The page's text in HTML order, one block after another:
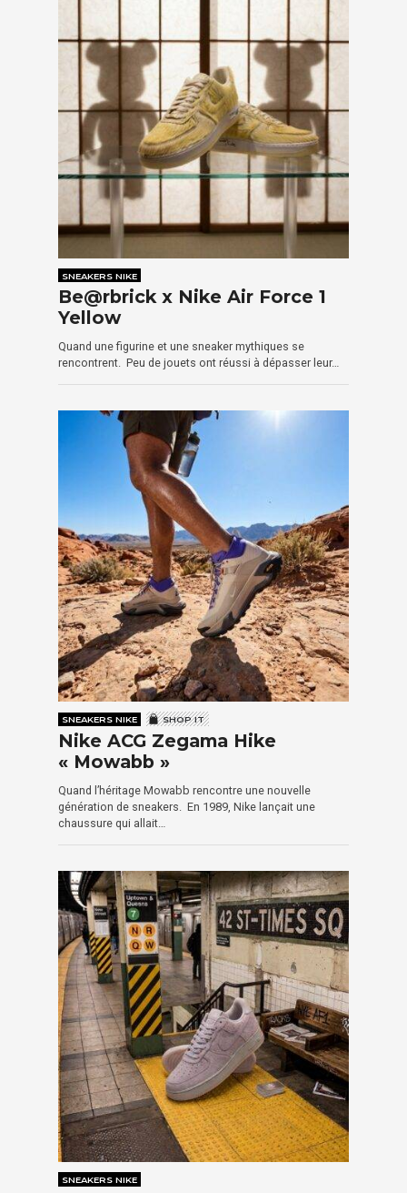
SNEAKERS NIKE
Be@rbrick x Nike Air Force 1
Yellow
Quand une figurine et une sneaker mythiques se
rencontrent. Peu de jouets ont réussi à dépasser leur…
SNEAKERS NIKE SHOP IT
Nike ACG Zegama Hike
« Mowabb »
Quand l’héritage Mowabb rencontre une nouvelle
génération de sneakers. En 1989, Nike lançait une
chaussure qui allait…
SNEAKERS NIKE